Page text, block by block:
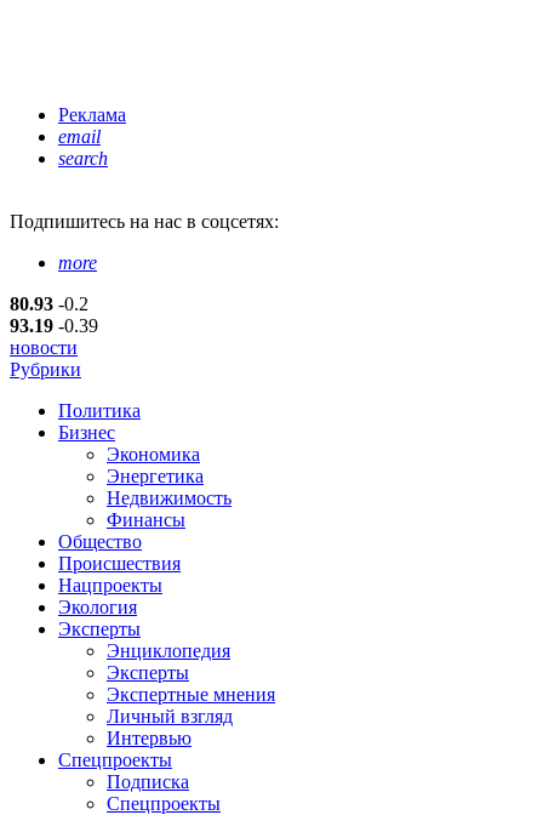
Реклама
email
search
Подпишитесь на нас в соцсетях:
more
80.93 -0.2
93.19 -0.39
новости
Рубрики
Политика
Бизнес
Экономика
Энергетика
Недвижимость
Финансы
Общество
Происшествия
Нацпроекты
Экология
Эксперты
Энциклопедия
Эксперты
Экспертные мнения
Личный взгляд
Интервью
Спецпроекты
Подписка
Спецпроекты